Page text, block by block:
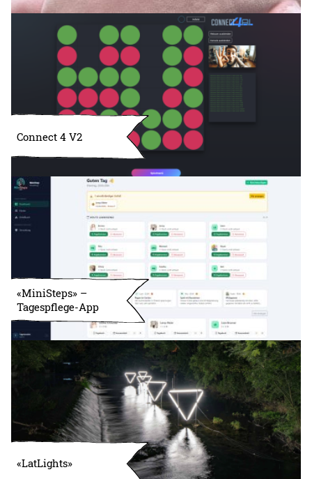
Connect 4 V2
«MiniSteps» –
Tagespflege-App
«LatLights»